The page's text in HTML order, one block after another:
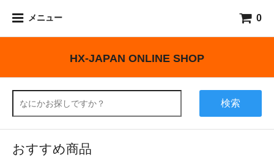
メニュー 0
HX-JAPAN ONLINE SHOP
検索
おすすめ商品